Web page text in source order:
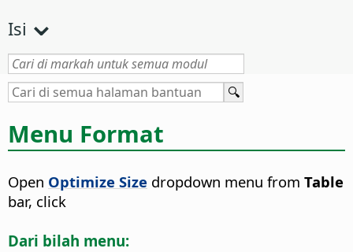
Isi
Menu Format
Open Optimize Size dropdown menu from Table
bar, click
Dari bilah menu: